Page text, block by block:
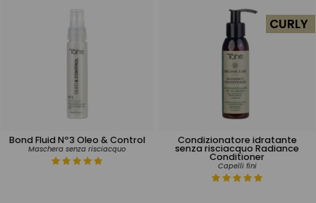
Bond Fluid Nº3 Oleo & Control
Maschera senza risciacquo
Condizionatore idratante
senza risciacquo Radiance
Conditioner
Capelli fini
CURLY